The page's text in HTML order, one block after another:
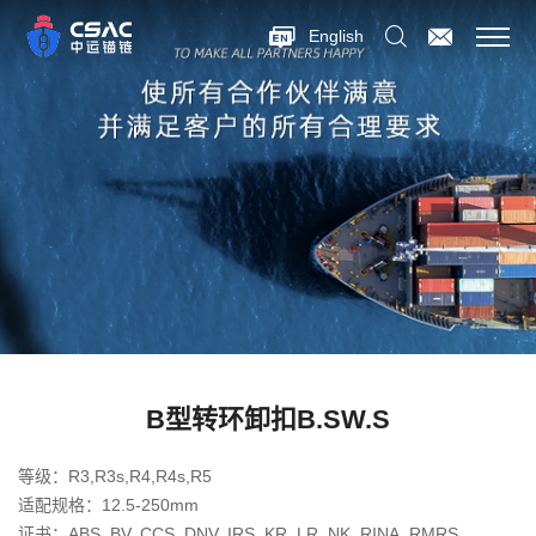
English
B型转环卸扣B.SW.S
等级：R3,R3s,R4,R4s,R5
适配规格：12.5-250mm